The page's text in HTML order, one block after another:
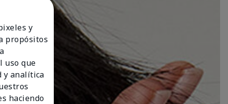
y
propósitos
uso que
y analítica
haciendo